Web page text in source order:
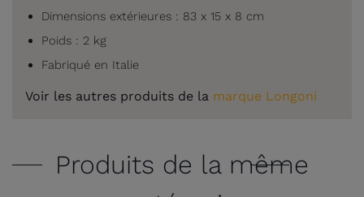
Dimensions extérieures : 83 x 15 x 8 cm
Poids : 2 kg
Fabriqué en Italie
Voir les autres produits de la marque Longoni
Produits de la même